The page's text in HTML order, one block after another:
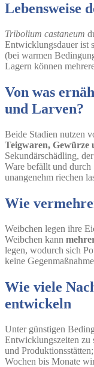
Lebensweise
Tribolium castaneum
Entwicklungsdauer ist
(bei warmen
Lagern können
Von was
und Larven?
Beide Stadien nutzen
Teigwaren, Gewürze
Sekundärschädling,
Ware befällt und
unangenehm riechen
Wie
Weibchen legen ihre
Weibchen kann
legen, wodurch sich
keine
Wie viele
entwickeln
Unter günstigen
Entwicklungszeiten zu
und
Wochen bis Monate